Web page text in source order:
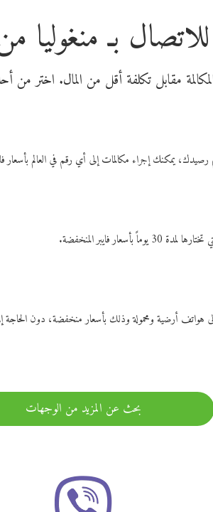
بـ منغوليا
إلى هواتف أرضية ومحمولة وذلك بأسعار منخفضة، دون
بحث عن المزيد من الوجهات